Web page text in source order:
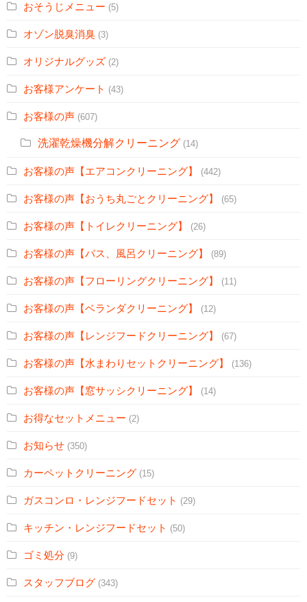
おそうじメニュー (5)
オゾン脱臭消臭 (3)
オリジナルグッズ (2)
お客様アンケート (43)
お客様の声 (607)
洗濯乾燥機分解クリーニング (14)
お客様の声【エアコンクリーニング】 (442)
お客様の声【おうち丸ごとクリーニング】 (65)
お客様の声【トイレクリーニング】 (26)
お客様の声【バス、風呂クリーニング】 (89)
お客様の声【フローリングクリーニング】 (11)
お客様の声【ベランダクリーニング】 (12)
お客様の声【レンジフードクリーニング】 (67)
お客様の声【水まわりセットクリーニング】 (136)
お客様の声【窓サッシクリーニング】 (14)
お得なセットメニュー (2)
お知らせ (350)
カーペットクリーニング (15)
ガスコンロ・レンジフードセット (29)
キッチン・レンジフードセット (50)
ゴミ処分 (9)
スタッフブログ (343)